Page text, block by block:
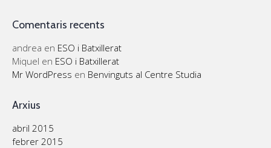
Comentaris recents
andrea en ESO i Batxillerat
Miquel en ESO i Batxillerat
Mr WordPress en Benvinguts al Centre Studia
Arxius
abril 2015
febrer 2015